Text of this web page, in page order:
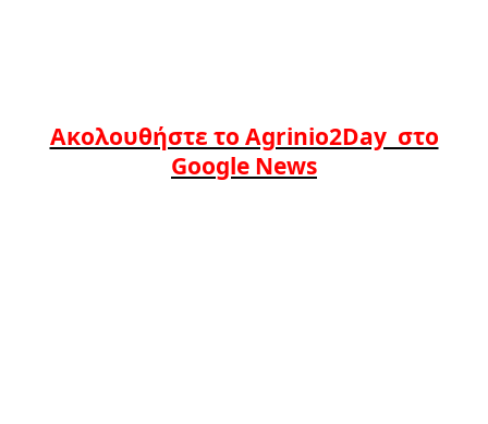
Ακολουθήστε το Agrinio2Day στο
Google News